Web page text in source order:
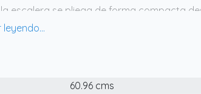
escalera se pliega de forma compacta
Cabe fácilmente detrás de las puertas, en
de uso seguro para esta escalera
60.96 cms